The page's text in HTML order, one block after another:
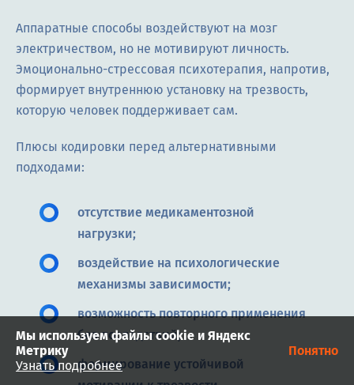
Аппаратные способы воздействуют на мозг
электричеством, но не мотивируют личность.
Эмоционально-стрессовая психотерапия, напротив,
формирует внутреннюю установку на трезвость,
которую человек поддерживает сам.
Плюсы кодировки перед альтернативными
подходами:
отсутствие медикаментозной
нагрузки;
воздействие на психологические
механизмы зависимости;
возможность повторного применения
без последствий;
формирование устойчивой
Мы используем файлы cookie и Яндекс
Метрику
Узнать подробнее
Понятно